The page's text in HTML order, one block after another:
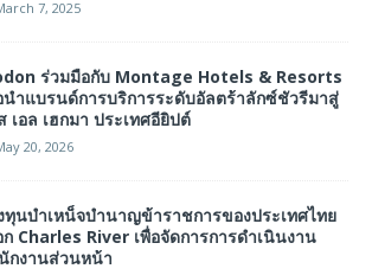
7, 2025
ร่วมมือกับ Montage Hotels & Resorts
นำแบรนด์การบริการระดับอัลตร้าลักซ์ชัวรีมาสู่
เอล เฮกมา ประเทศอียิปต์
20, 2026
ทุนบำเหน็จบำนาญข้าราชการของประเทศไทย
ก Charles River เพื่อจัดการการดำเนินงาน
กงานส่วนหน้า